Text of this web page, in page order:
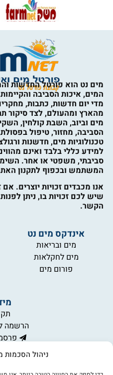
ניהול הסכמות
מים נט הוא פורטל החדשות
המים, איכות הסביבה
מדי יום חדשות, כתבות,
מהארץ ומהעולם, לצד סיקור
מים וביוב, השבת קולחין,
הסביבה, מחזור, טיפול
טכנולוגיות מים, חדשנות
למידע כללי בלבד ואינם
סביבתי, משפטי או אחר.
המשתמש ובכפוף לתקנון
אנו מכבדים זכויות יוצרים.
שיש לכם זכויות בו, ניתן
הקשר.
אינדקס מים נט
מים ובריאות
מים לחקלאות
פורום מים
הרשמה
הצהרת